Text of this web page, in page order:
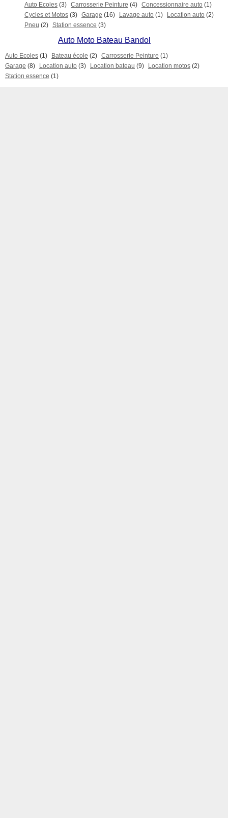
Auto Ecoles (3) Carrosserie Peinture (4) Concessionnaire auto (1)
Cycles et Motos (3) Garage (16) Lavage auto (1) Location auto (2)
Pneu (2) Station essence (3)
Auto Moto Bateau Bandol
Auto Ecoles (1) Bateau école (2) Carrosserie Peinture (1)
Garage (8) Location auto (3) Location bateau (9) Location motos (2)
Station essence (1)